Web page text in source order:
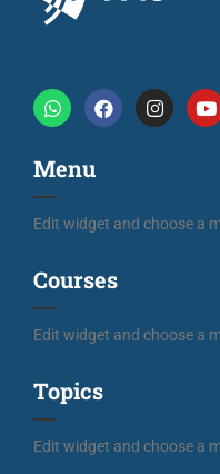
Menu
Edit widget and choose a
Courses
Edit widget and choose a
Topics
Edit widget and choose a